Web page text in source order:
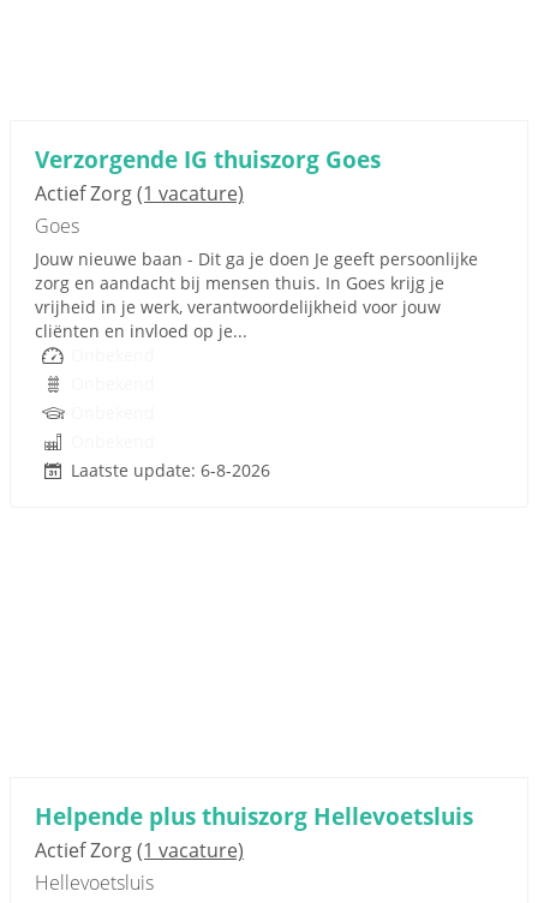
Verzorgende IG thuiszorg Goes
Actief Zorg(1 vacature)
Goes
Jouw nieuwe baan - Dit ga je doen Je geeft persoonlijke
zorg en aandacht bij mensen thuis. In Goes krijg je
vrijheid in je werk, verantwoordelijkheid voor jouw
cliënten en invloed op je...
Laatste update: 6-8-2026
Helpende plus thuiszorg Hellevoetsluis
Actief Zorg(1 vacature)
Hellevoetsluis